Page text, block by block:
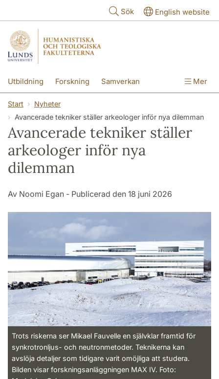
Sök English website
Utbildning Forskning Samverkan
Kontakt Om fakulteterna
Mer
Start
Nyheter
Avancerade tekniker ställer arkeologer inför nya dilemman
Avancerade tekniker ställer
arkeologer inför nya
dilemman
Av Noomi Egan - Publicerad den 18 juni 2026
Trots riskerna ser Mikael Fauvelle en självklar framtid för
synkrotronljus- och neutronmetoder. Teknikerna kan
avslöja detaljer som tidigare varit omöjliga att studera.
Bilden visar forskningsanläggningen MAX IV. Foto: